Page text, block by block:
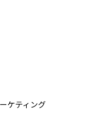
ケティング